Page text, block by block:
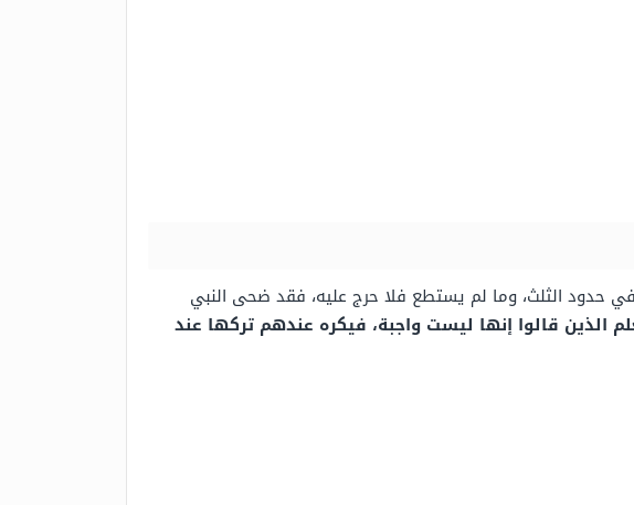
حدود الثلث، وما لم يستطع فلا حرج عليه، فقد ضحى النبي
الذين قالوا إنها ليست واجبة، فيكره عندهم تركها عند